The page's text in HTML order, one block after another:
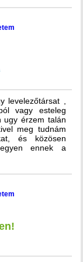
levelezőtársat ,
vagy esteleg
ugy érzem talán
meg tudnám
és közösen
ennek a